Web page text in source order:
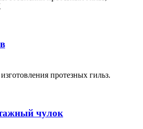
протезных гильз.
чулок